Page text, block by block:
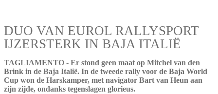
DUO VAN EUROL RALLYSPORT
IJZERSTERK IN BAJA ITALIË
TAGLIAMENTO - Er stond geen maat op Mitchel van den
Brink in de Baja Italië. In de tweede rally voor de Baja World
Cup won de Harskamper, met navigator Bart van Heun aan
zijn zijde, ondanks tegenslagen glorieus.